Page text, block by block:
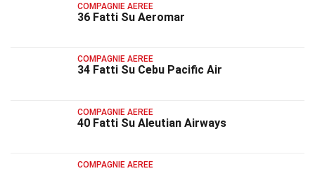
COMPAGNIE AEREE
36 Fatti Su Aeromar
COMPAGNIE AEREE
34 Fatti Su Cebu Pacific Air
COMPAGNIE AEREE
40 Fatti Su Aleutian Airways
COMPAGNIE AEREE